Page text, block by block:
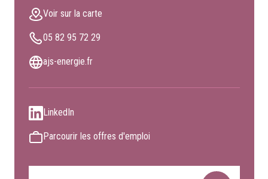
Voir sur la carte
05 82 95 72 29
ajs-energie.fr
LinkedIn
Parcourir les offres d'emploi